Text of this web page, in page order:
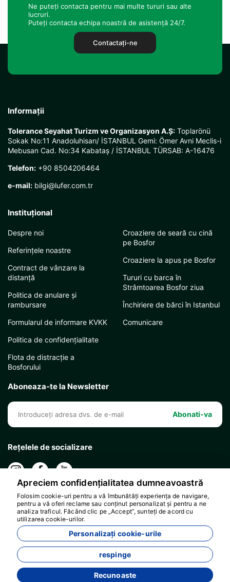
Ne puteți contacta pentru mai multe tururi sau alte
lucruri.
Puteți contacta echipa noastră de asistență 24/7.
Contactaţi-ne
Informații
Tolerance Seyahat Turizm ve Organizasyon A.Ş: Toplarönü
Sokak No:11 Anadoluhisarı/ İSTANBUL Gemi: Ömer Avni Meclis-i
Mebusan Cad. No:34 Kabataş / İSTANBUL TÜRSAB: A-16476
Telefon: +90 8504206464
e-mail: bilgi@lufer.com.tr
Instituţional
Despre noi
Referințele noastre
Contract de vânzare la
distanță
Politica de anulare și
rambursare
Formularul de informare KVKK
Politica de confidențialitate
Flota de distracție a
Bosforului
Croaziere de seară cu cină
pe Bosfor
Croaziere la apus pe Bosfor
Tururi cu barca în
Strâmtoarea Bosfor ziua
Închiriere de bărci în Istanbul
Comunicare
Aboneaza-te la Newsletter
Abonati-va
Rețelele de socializare
Dezvoltat de
Apreciem confidențialitatea dumneavoastră
Folosim cookie-uri pentru a vă îmbunătăți experiența de navigare,
pentru a vă oferi reclame sau conținut personalizat și pentru a ne
analiza traficul. Făcând clic pe „Accept”, sunteți de acord cu
utilizarea cookie-urilor.
Personalizați cookie-urile
respinge
Recunoaste